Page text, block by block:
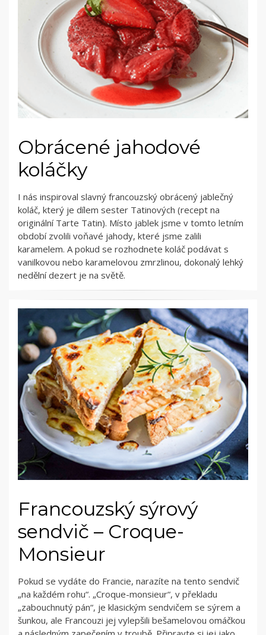
Obrácené jahodové
koláčky
I nás inspiroval slavný francouzský obrácený jablečný
koláč, který je dílem sester Tatinových (recept na
originální Tarte Tatin). Místo jablek jsme v tomto letním
období zvolili voňavé jahody, které jsme zalili
karamelem. A pokud se rozhodnete koláč podávat s
vanilkovou nebo karamelovou zmrzlinou, dokonalý lehký
nedělní dezert je na světě.
Francouzský sýrový
sendvič – Croque-
Monsieur
Pokud se vydáte do Francie, narazíte na tento sendvič
„na každém rohu“. „Croque-monsieur“, v překladu
„zabouchnutý pán“, je klasickým sendvičem se sýrem a
šunkou, ale Francouzi jej vylepšili bešamelovou omáčkou